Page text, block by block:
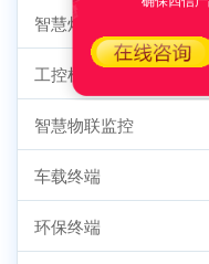
智慧灯杆网关
工控机
智慧物联监控
车载终端
环保终端